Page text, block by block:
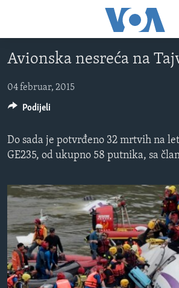
glavni
Pređi
na
navigaciju
Idi
TV PROGRAM
VIDEO
FOTOGRAFIJE DANA
SJEDINJENE AMERIČKE DRŽAVE
SVIJET
NAUKA I TEHNOLOGIJA
KORUPCIJA
SLOBODA MEDIJA
ŽENSKA STRANA
IZBJEGLIČKA STRANA
MAGAZIN
Avionska nesreća na
04 februar, 2015
Do sada je potvrđeno 32 mrtvih na
GE235, od ukupno 58 putnika, sa
Podijeli